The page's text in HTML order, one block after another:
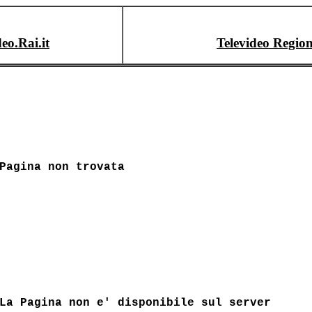
Televideo
Pagina non trovata
La Pagina non e' disponibile sul server